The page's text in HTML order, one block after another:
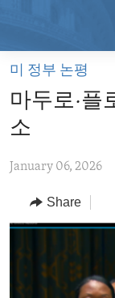
Skip
main
content
to
Navigation
Skip
Search
HOME
VIDEO
REGIONS
AFRICA
AMERICAS
ASIA
EUROPE
TOPICS
HUMAN RIGHTS
SECURITY AND
AID AND
ARCHIVE
ABOUT US
미 정부 논평
마두로·플
소
January 06, 2026
Share